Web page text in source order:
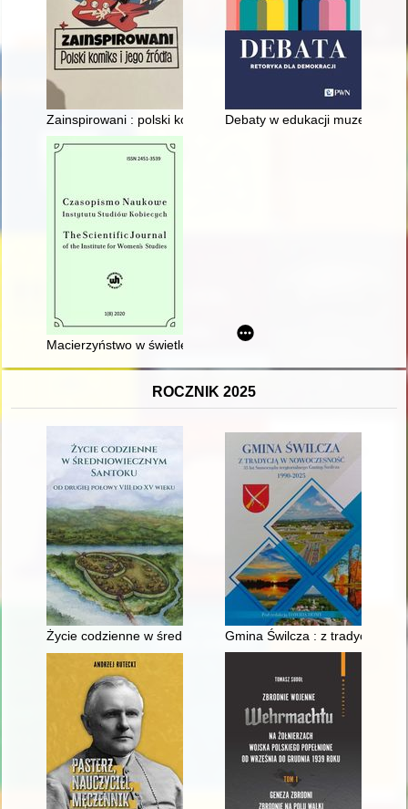
Zainspirowani : polski komiks i jego źródła : katalog do
Debaty w edukacji muzealnej
Macierzyństwo w świetle poznańskich czasopism dla kobiet
ROCZNIK 2025
Życie codzienne w średniowiecznym Santoku : od drugiej
Gmina Świlcza : z tradycją w